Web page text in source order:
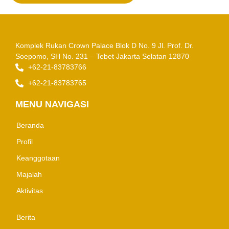
Komplek Rukan Crown Palace Blok D No. 9 Jl. Prof. Dr.
Soepomo, SH No. 231 – Tebet Jakarta Selatan 12870
+62-21-83783766
+62-21-83783765
MENU NAVIGASI
Beranda
Profil
Keanggotaan
Majalah
Aktivitas
Berita